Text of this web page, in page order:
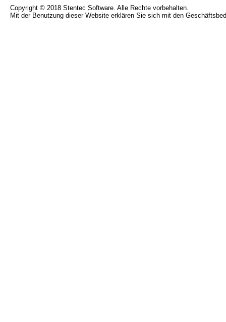
Copyright © 2018 Stentec Software. Alle Rechte vorbehalten.
Mit der Benutzung dieser Website erklären Sie sich mit den